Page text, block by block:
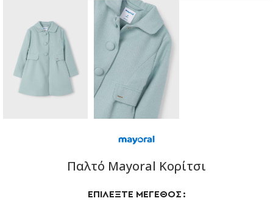
Παλτό Mayoral Kορίτσι
ΕΠΙΛΈΞΤΕ ΜΈΓΕΘΟΣ